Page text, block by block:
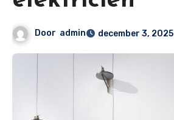
Door admin december 3, 2025